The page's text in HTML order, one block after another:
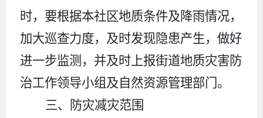
时，要根据本社区地质条件及降雨情况，
加大巡查力度，及时发现隐患产生，做好
进一步监测，并及时上报街道地质灾害防
治工作领导小组及自然资源管理部门。
三、
防灾减灾范围